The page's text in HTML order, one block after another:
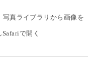
真ライブラリから画像を
で開く